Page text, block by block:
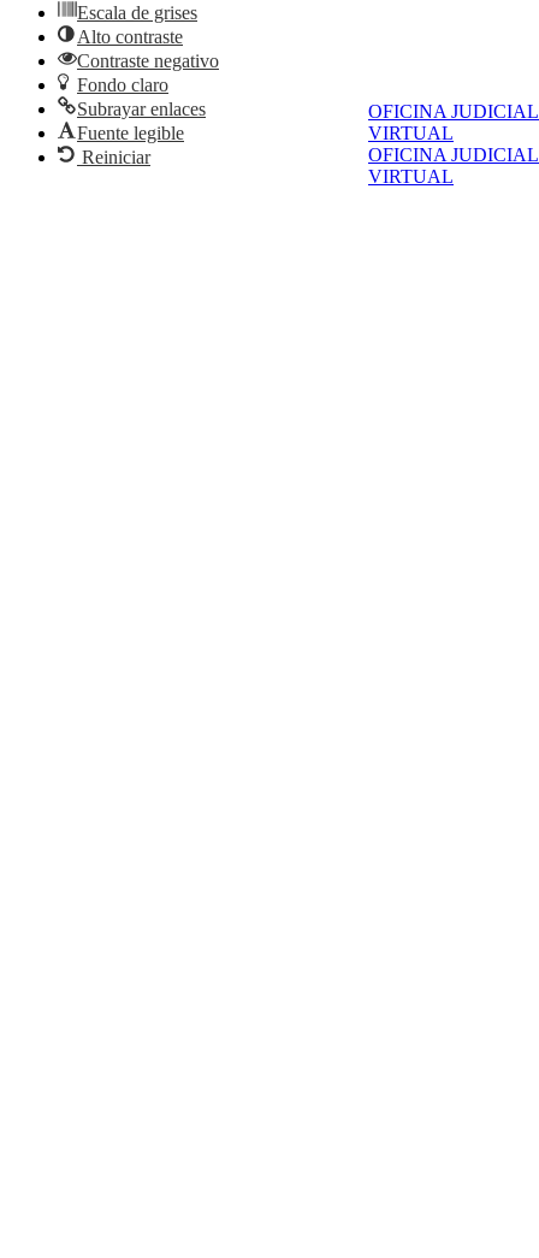
OFICINA JUDICIAL
VIRTUAL
OFICINA JUDICIAL
VIRTUAL
Escala de grises
Alto contraste
Contraste negativo
Fondo claro
Subrayar enlaces
Fuente legible
Reiniciar